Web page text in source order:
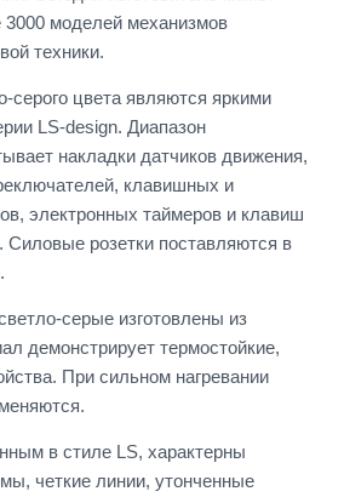
3000 моделей механизмов
техники.
серого цвета являются яркими
LS-design. Диапазон
накладки датчиков движения,
клавишных и
электронных таймеров и клавиш
розетки поставляются в
серые изготовлены из
демонстрирует термостойкие,
При сильном нагревании
в стиле LS, характерны
четкие линии, утонченные